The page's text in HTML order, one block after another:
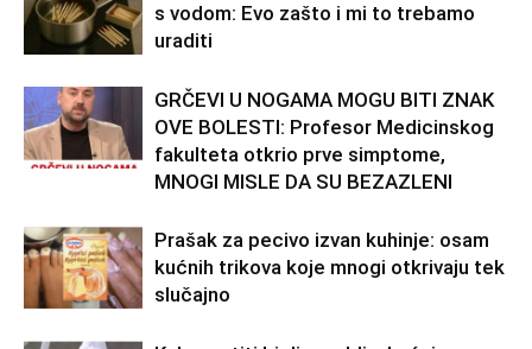
s vodom: Evo zašto i mi to trebamo
uraditi
GRČEVI U NOGAMA MOGU BITI ZNAK
OVE BOLESTI: Profesor Medicinskog
fakulteta otkrio prve simptome,
MNOGI MISLE DA SU BEZAZLENI
Prašak za pecivo izvan kuhinje: osam
kućnih trikova koje mnogi otkrivaju tek
slučajno